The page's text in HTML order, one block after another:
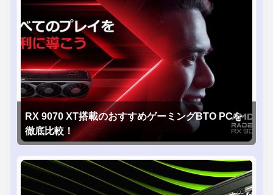
RX 9070 XT搭載のおすすめゲーミングBTO PCを
徹底比較！